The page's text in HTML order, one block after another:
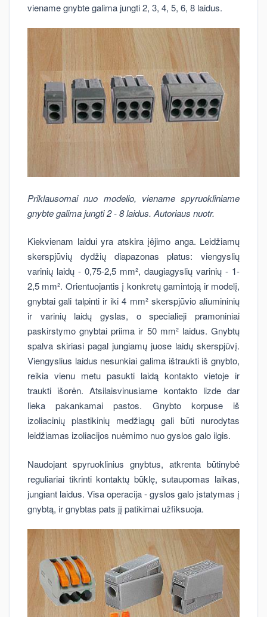
viename gnybte galima jungti 2, 3, 4, 5, 6, 8 laidus.
Priklausomai nuo modelio, viename spyruokliniame
gnybte galima jungti 2 - 8 laidus. Autoriaus nuotr.
Kiekvienam laidui yra atskira įėjimo anga. Leidžiamų
skerspjūvių dydžių diapazonas platus: viengyslių
varinių laidų - 0,75-2,5 mm², daugiagyslių varinių - 1-
2,5 mm². Orientuojantis į konkretų gamintoją ir modelį,
gnybtai gali talpinti ir iki 4 mm² skerspjūvio aliumininių
ir varinių laidų gyslas, o specialieji pramoniniai
paskirstymo gnybtai priima ir 50 mm² laidus. Gnybtų
spalva skiriasi pagal jungiamų juose laidų skerspjūvį.
Viengyslius laidus nesunkiai galima ištraukti iš gnybto,
reikia vienu metu pasukti laidą kontakto vietoje ir
traukti išorėn. Atsilaisvinusiame kontakto lizde dar
lieka pakankamai pastos. Gnybto korpuse iš
izoliacinių plastikinių medžiagų gali būti nurodytas
leidžiamas izoliacijos nuėmimo nuo gyslos galo ilgis.
Naudojant spyruoklinius gnybtus, atkrenta būtinybė
reguliariai tikrinti kontaktų būklę, sutaupomas laikas,
jungiant laidus. Visa operacija - gyslos galo įstatymas į
gnybtą, ir gnybtas pats jį patikimai užfiksuoja.